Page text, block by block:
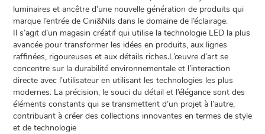
luminaires et ancêtre d’une nouvelle génération de produits qui
marque l’entrée de Cini&Nils dans le domaine de l’éclairage.
Il s’agit d’un magasin créatif qui utilise la technologie LED la plus
avancée pour transformer les idées en produits, aux lignes
raffinées, rigoureuses et aux détails riches.L’œuvre d’art se
concentre sur la durabilité environnementale et l’interaction
directe avec l’utilisateur en utilisant les technologies les plus
modernes. La précision, le souci du détail et l’élégance sont des
éléments constants qui se transmettent d’un projet à l’autre,
contribuant à créer des collections innovantes en termes de style
et de technologie